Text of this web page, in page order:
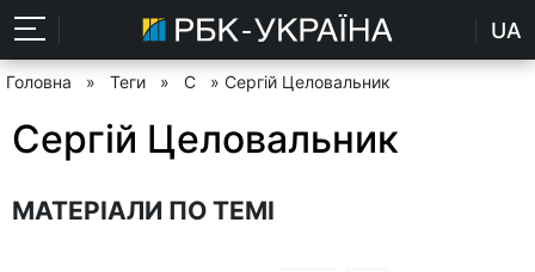
UA
Головна » Теги » С » Сергій Целовальник
Сергій Целовальник
МАТЕРІАЛИ ПО ТЕМІ